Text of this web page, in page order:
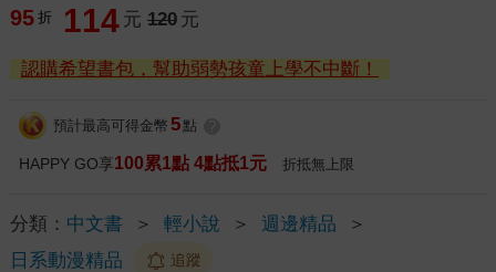
95 折 114 元 120 元
認購希望書包，幫助弱勢孩童上學不中斷！
預計最高可得金幣 5 點
HAPPY GO享100累1點 4點抵1元 折抵無上限
分類： 中文書 ＞ 輕小說 ＞ 週邊精品
＞
日系動漫精品
追蹤